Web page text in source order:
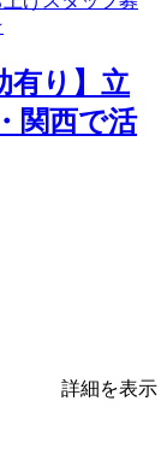
有り】立
関西で活
詳細を表示